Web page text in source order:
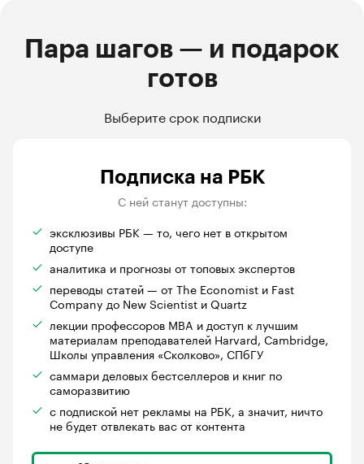
Пара шагов — и подарок
готов
Выберите срок подписки
Подписка на РБК
С ней станут доступны:
эксклюзивы РБК — то, чего нет в открытом
доступе
аналитика и прогнозы от топовых экспертов
переводы статей — от The Economist и Fast
Company до New Scientist и Quartz
лекции профессоров MBA и доступ к лучшим
материалам преподавателей Harvard, Cambridge,
Школы управления «Сколково», СПбГУ
саммари деловых бестселлеров и книг по
саморазвитию
с подпиской нет рекламы на РБК, а значит, ничто
не будет отвлекать вас от контента